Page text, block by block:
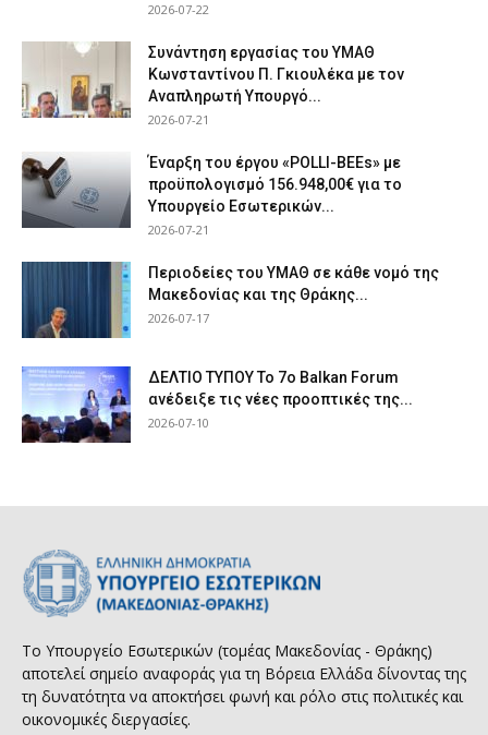
2026-07-22
Συνάντηση εργασίας του ΥΜΑΘ
Κωνσταντίνου Π. Γκιουλέκα με τον
Αναπληρωτή Υπουργό...
2026-07-21
Έναρξη του έργου «POLLI-BEEs» με
προϋπολογισμό 156.948,00€ για το
Υπουργείο Εσωτερικών...
2026-07-21
Περιοδείες του ΥΜΑΘ σε κάθε νομό της
Μακεδονίας και της Θράκης...
2026-07-17
ΔΕΛΤΙΟ ΤΥΠΟΥ Το 7ο Balkan Forum
ανέδειξε τις νέες προοπτικές της...
2026-07-10
Το Υπουργείο Εσωτερικών (τομέας Μακεδονίας - Θράκης)
αποτελεί σημείο αναφοράς για τη Βόρεια Ελλάδα δίνοντας της
τη δυνατότητα να αποκτήσει φωνή και ρόλο στις πολιτικές και
οικονομικές διεργασίες.